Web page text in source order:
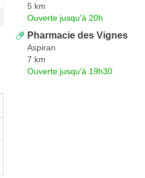
5 km
Ouverte jusqu'à 20h
Pharmacie des Vignes
Aspiran
7 km
Ouverte jusqu'à 19h30